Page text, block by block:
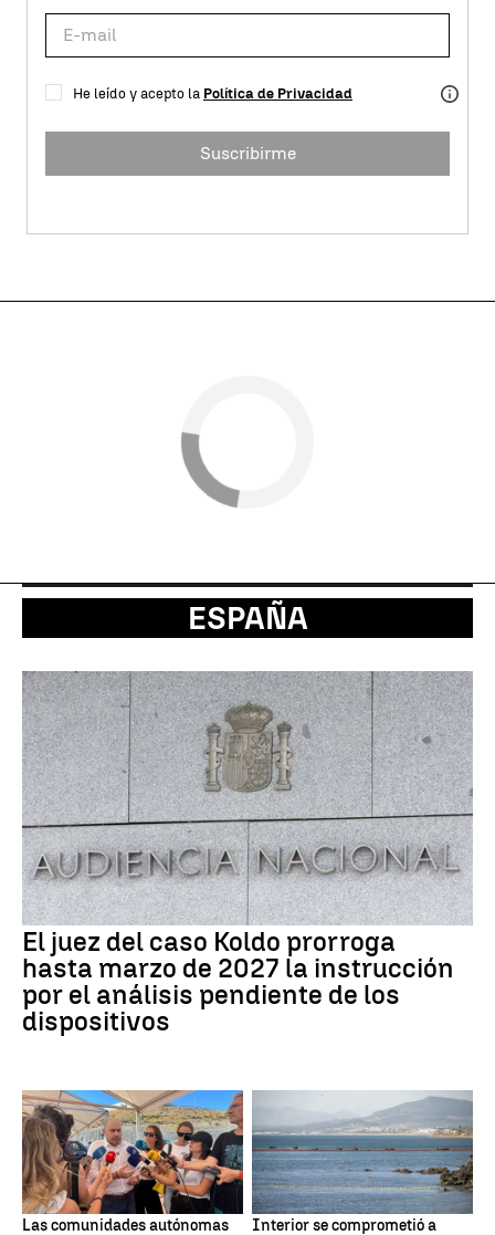
He leído y acepto la Política de Privacidad
Suscribirme
ESPAÑA
El juez del caso Koldo prorroga
hasta marzo de 2027 la instrucción
por el análisis pendiente de los
dispositivos
Las comunidades autónomas
Interior se comprometió a